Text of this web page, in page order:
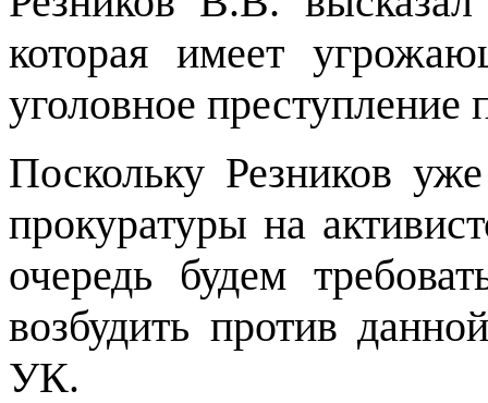
которая имеет
уголовное
Поскольку Резников
прокуратуры на
очередь будем
возбудить против
УК.